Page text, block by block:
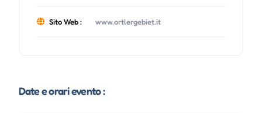
Sito Web : www.ortlergebiet.it
Date e orari evento :